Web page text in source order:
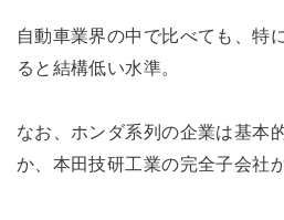
自動車業界の中で比べても、特
ると結構低い水準。
なお、ホンダ系列の企業は基本
か、本田技研工業の完全子会社